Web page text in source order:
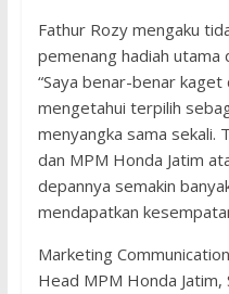
Fathur Rozy mengaku
pemenang hadiah utama
“Saya benar-benar
mengetahui terpilih
menyangka sama sekali.
dan MPM Honda Jatim
depannya semakin
mendapatkan
Marketing
Head MPM Honda Jatim,